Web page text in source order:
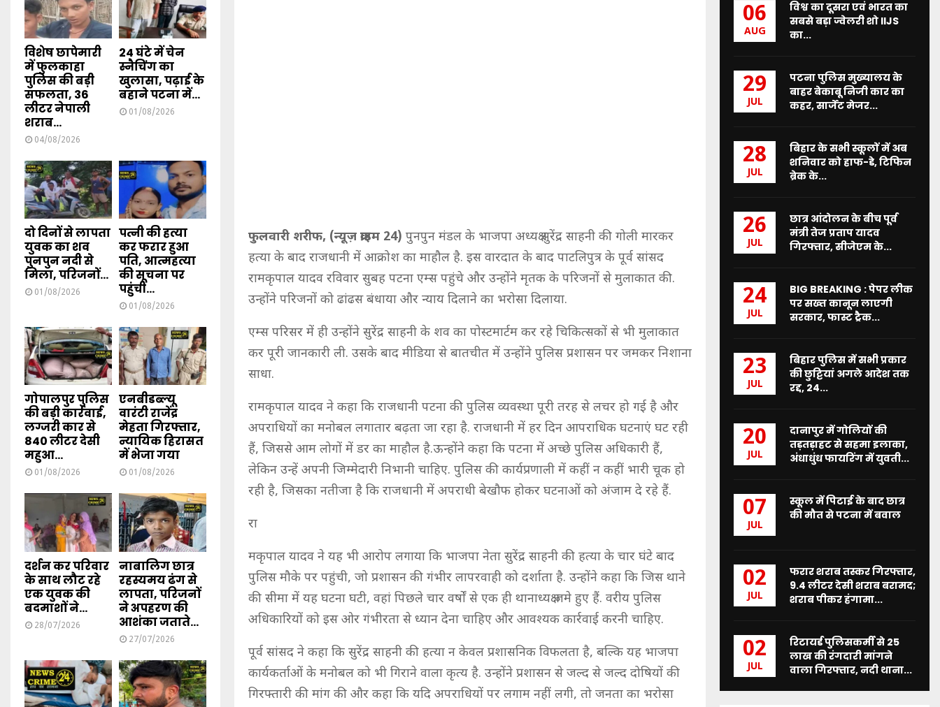
फुलवारी शरीफ, (न्यूज़ क्राइम 24) पुनपुन मंडल के भाजपा अध्यक्ष सुरेंद्र साहनी की गोली मारकर
हत्या के बाद राजधानी में आक्रोश का माहौल है. इस वारदात के बाद पाटलिपुत्र के पूर्व सांसद
रामकृपाल यादव रविवार सुबह पटना एम्स पहुंचे और उन्होंने मृतक के परिजनों से मुलाकात की.
उन्होंने परिजनों को ढांढस बंधाया और न्याय दिलाने का भरोसा दिलाया.
एम्स परिसर में ही उन्होंने सुरेंद्र साहनी के शव का पोस्टमार्टम कर रहे चिकित्सकों से भी मुलाकात
कर पूरी जानकारी ली. उसके बाद मीडिया से बातचीत में उन्होंने पुलिस प्रशासन पर जमकर निशाना
साधा.
रामकृपाल यादव ने कहा कि राजधानी पटना की पुलिस व्यवस्था पूरी तरह से लचर हो गई है और
अपराधियों का मनोबल लगातार बढ़ता जा रहा है. राजधानी में हर दिन आपराधिक घटनाएं घट रही
हैं, जिससे आम लोगों में डर का माहौल है.ऊन्होंने कहा कि पटना में अच्छे पुलिस अधिकारी हैं,
लेकिन उन्हें अपनी जिम्मेदारी निभानी चाहिए. पुलिस की कार्यप्रणाली में कहीं न कहीं भारी चूक हो
रही है, जिसका नतीजा है कि राजधानी में अपराधी बेखौफ होकर घटनाओं को अंजाम दे रहे हैं.
रा
मकृपाल यादव ने यह भी आरोप लगाया कि भाजपा नेता सुरेंद्र साहनी की हत्या के चार घंटे बाद
पुलिस मौके पर पहुंची, जो प्रशासन की गंभीर लापरवाही को दर्शाता है. उन्होंने कहा कि जिस थाने
की सीमा में यह घटना घटी, वहां पिछले चार वर्षों से एक ही थानाध्यक्ष जमे हुए हैं. वरीय पुलिस
अधिकारियों को इस ओर गंभीरता से ध्यान देना चाहिए और आवश्यक कार्रवाई करनी चाहिए.
पूर्व सांसद ने कहा कि सुरेंद्र साहनी की हत्या न केवल प्रशासनिक विफलता है, बल्कि यह भाजपा
कार्यकर्ताओं के मनोबल को भी गिराने वाला कृत्य है. उन्होंने प्रशासन से जल्द से जल्द दोषियों की
गिरफ्तारी की मांग की और कहा कि यदि अपराधियों पर लगाम नहीं लगी, तो जनता का भरोसा
विशेष छापेमारी
में फुलकाहा
पुलिस की बड़ी
सफलता, 36
लीटर नेपाली
शराब...
04/08/2026
24 घंटे में चेन
स्नैचिंग का
खुलासा, पढ़ाई के
बहाने पटना में...
01/08/2026
दो दिनों से लापता
युवक का शव
पुनपुन नदी से
मिला, परिजनों...
01/08/2026
पत्नी की हत्या
कर फरार हुआ
पति, आत्महत्या
की सूचना पर
पहुंची...
01/08/2026
गोपालपुर पुलिस
की बड़ी कार्रवाई,
लग्जरी कार से
840 लीटर देसी
महुआ...
01/08/2026
एनबीडब्ल्यू
वारंटी राजेंद्र
मेहता गिरफ्तार,
न्यायिक हिरासत
में भेजा गया
01/08/2026
दर्शन कर परिवार
के साथ लौट रहे
एक युवक की
बदमाशों ने...
28/07/2026
नाबालिग छात्र
रहस्यमय ढंग से
लापता, परिजनों
ने अपहरण की
आशंका जताते...
27/07/2026
06
AUG
विश्व का दूसरा एवं भारत का
सबसे बड़ा ज्वेलरी शो IIJS
का...
29
JUL
पटना पुलिस मुख्यालय के
बाहर बेकाबू निजी कार का
कहर, सार्जेंट मेजर...
28
JUL
बिहार के सभी स्कूलों में अब
शनिवार को हाफ-डे, टिफिन
ब्रेक के...
26
JUL
छात्र आंदोलन के बीच पूर्व
मंत्री तेज प्रताप यादव
गिरफ्तार, सीजेएम के...
24
JUL
BIG BREAKING : पेपर लीक
पर सख्त कानून लाएगी
सरकार, फास्ट ट्रैक...
23
JUL
बिहार पुलिस में सभी प्रकार
की छुट्टियां अगले आदेश तक
रद्द, 24...
20
JUL
दानापुर में गोलियों की
तड़तड़ाहट से सहमा इलाका,
अंधाधुंध फायरिंग में युवती...
07
JUL
स्कूल में पिटाई के बाद छात्र
की मौत से पटना में बवाल
02
JUL
फरार शराब तस्कर गिरफ्तार,
9.4 लीटर देसी शराब बरामद;
शराब पीकर हंगामा...
02
JUL
रिटायर्ड पुलिसकर्मी से 25
लाख की रंगदारी मांगने
वाला गिरफ्तार, नदी थाना...